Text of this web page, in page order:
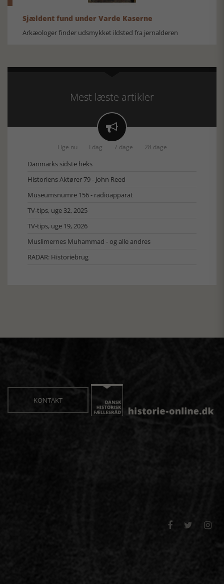
Sjældent fund under Varde Kaserne
Arkæologer finder udsmykket ildsted fra jernalderen
Mest læste artikler

Lige nu I dag 7 dage 28 dage
Danmarks sidste heks
Historiens Aktører 79 - John Reed
Museumsnumre 156 - radioapparat
TV-tips, uge 32, 2025
TV-tips, uge 19, 2026
Muslimernes Muhammad - og alle andres
RADAR: Historiebrug
KONTAKT
  